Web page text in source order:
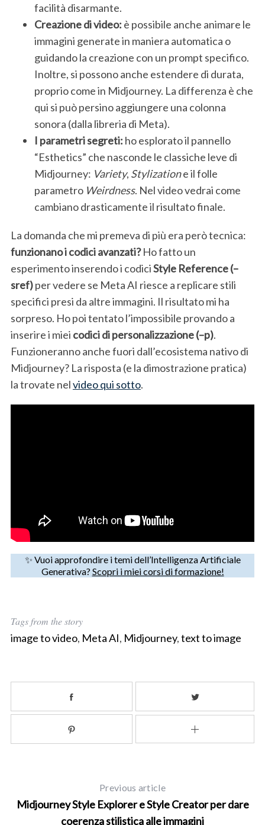
facilità disarmante.
Creazione di video: è possibile anche animare le
immagini generate in maniera automatica o
guidando la creazione con un prompt specifico.
Inoltre, si possono anche estendere di durata,
proprio come in Midjourney. La differenza è che
qui si può persino aggiungere una colonna
sonora (dalla libreria di Meta).
I parametri segreti: ho esplorato il pannello
“Esthetics” che nasconde le classiche leve di
Midjourney: Variety, Stylizatione il folle
parametro Weirdness. Nel video vedrai come
cambiano drasticamente il risultato finale.
La domanda che mi premeva di più era però tecnica:
funzionano i codici avanzati?Ho fatto un
esperimento inserendo i codiciStyle Reference (–
sref)per vedere se Meta AI riesce a replicare stili
specifici presi da altre immagini. Il risultato mi ha
sorpreso. Ho poi tentato l’impossibile provando a
inserire i miei codici di personalizzazione (–p).
Funzioneranno anche fuori dall’ecosistema nativo di
Midjourney? La risposta (e la dimostrazione pratica)
la trovate nelvideo qui sotto.
✨ Vuoi approfondire i temi dell’Intelligenza Artificiale
Generativa? Scopri i miei corsi di formazione!
Tags from the story
image to video, Meta AI, Midjourney,text to image
Previous article
Midjourney Style Explorer e Style Creator per dare
coerenza stilistica alle immagini
S
r
r